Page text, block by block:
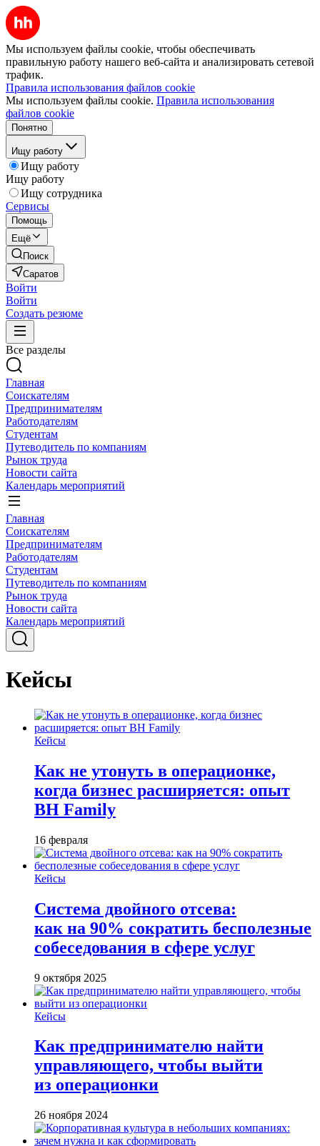
Мы используем файлы cookie, чтобы обеспечивать
правильную работу нашего веб-сайта и анализировать сетевой
трафик.
Правила использования файлов cookie
Мы используем файлы cookie. Правила использования
файлов cookie
Понятно
Ищу работу
Ищу работу
Ищу работу
Ищу сотрудника
Сервисы
Помощь
Ещё
Поиск
Саратов
Войти
Войти
Создать резюме
Все разделы
Главная
Соискателям
Предпринимателям
Работодателям
Студентам
Путеводитель по компаниям
Рынок труда
Новости сайта
Календарь мероприятий
Главная
Соискателям
Предпринимателям
Работодателям
Студентам
Путеводитель по компаниям
Рынок труда
Новости сайта
Календарь мероприятий
Кейсы
Кейсы
Как не утонуть в операционке,
когда бизнес расширяется: опыт
BH Family
16 февраля
Кейсы
Система двойного отсева:
как на 90% сократить бесполезные
собеседования в сфере услуг
9 октября 2025
Кейсы
Как предпринимателю найти
управляющего, чтобы выйти
из операционки
26 ноября 2024